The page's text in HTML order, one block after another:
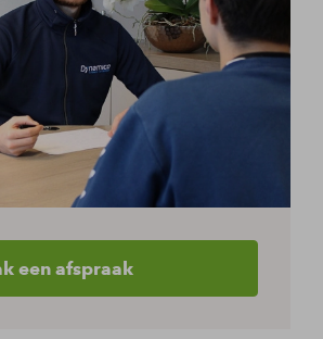
een afspraak